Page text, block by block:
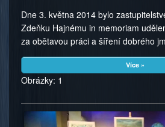
Dne 3. května 2014 bylo
Zdeňku Hajnému in memoriam
za obětavou práci a šíření dobrého
Více »
Obrázky: 1